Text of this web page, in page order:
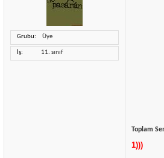
Grubu Üye
İş 11. sınıf
Toplam
1)))